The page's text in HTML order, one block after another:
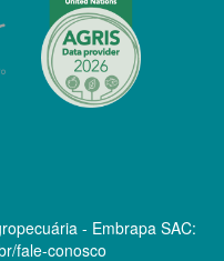
- Embrapa SAC:
fale-conosco